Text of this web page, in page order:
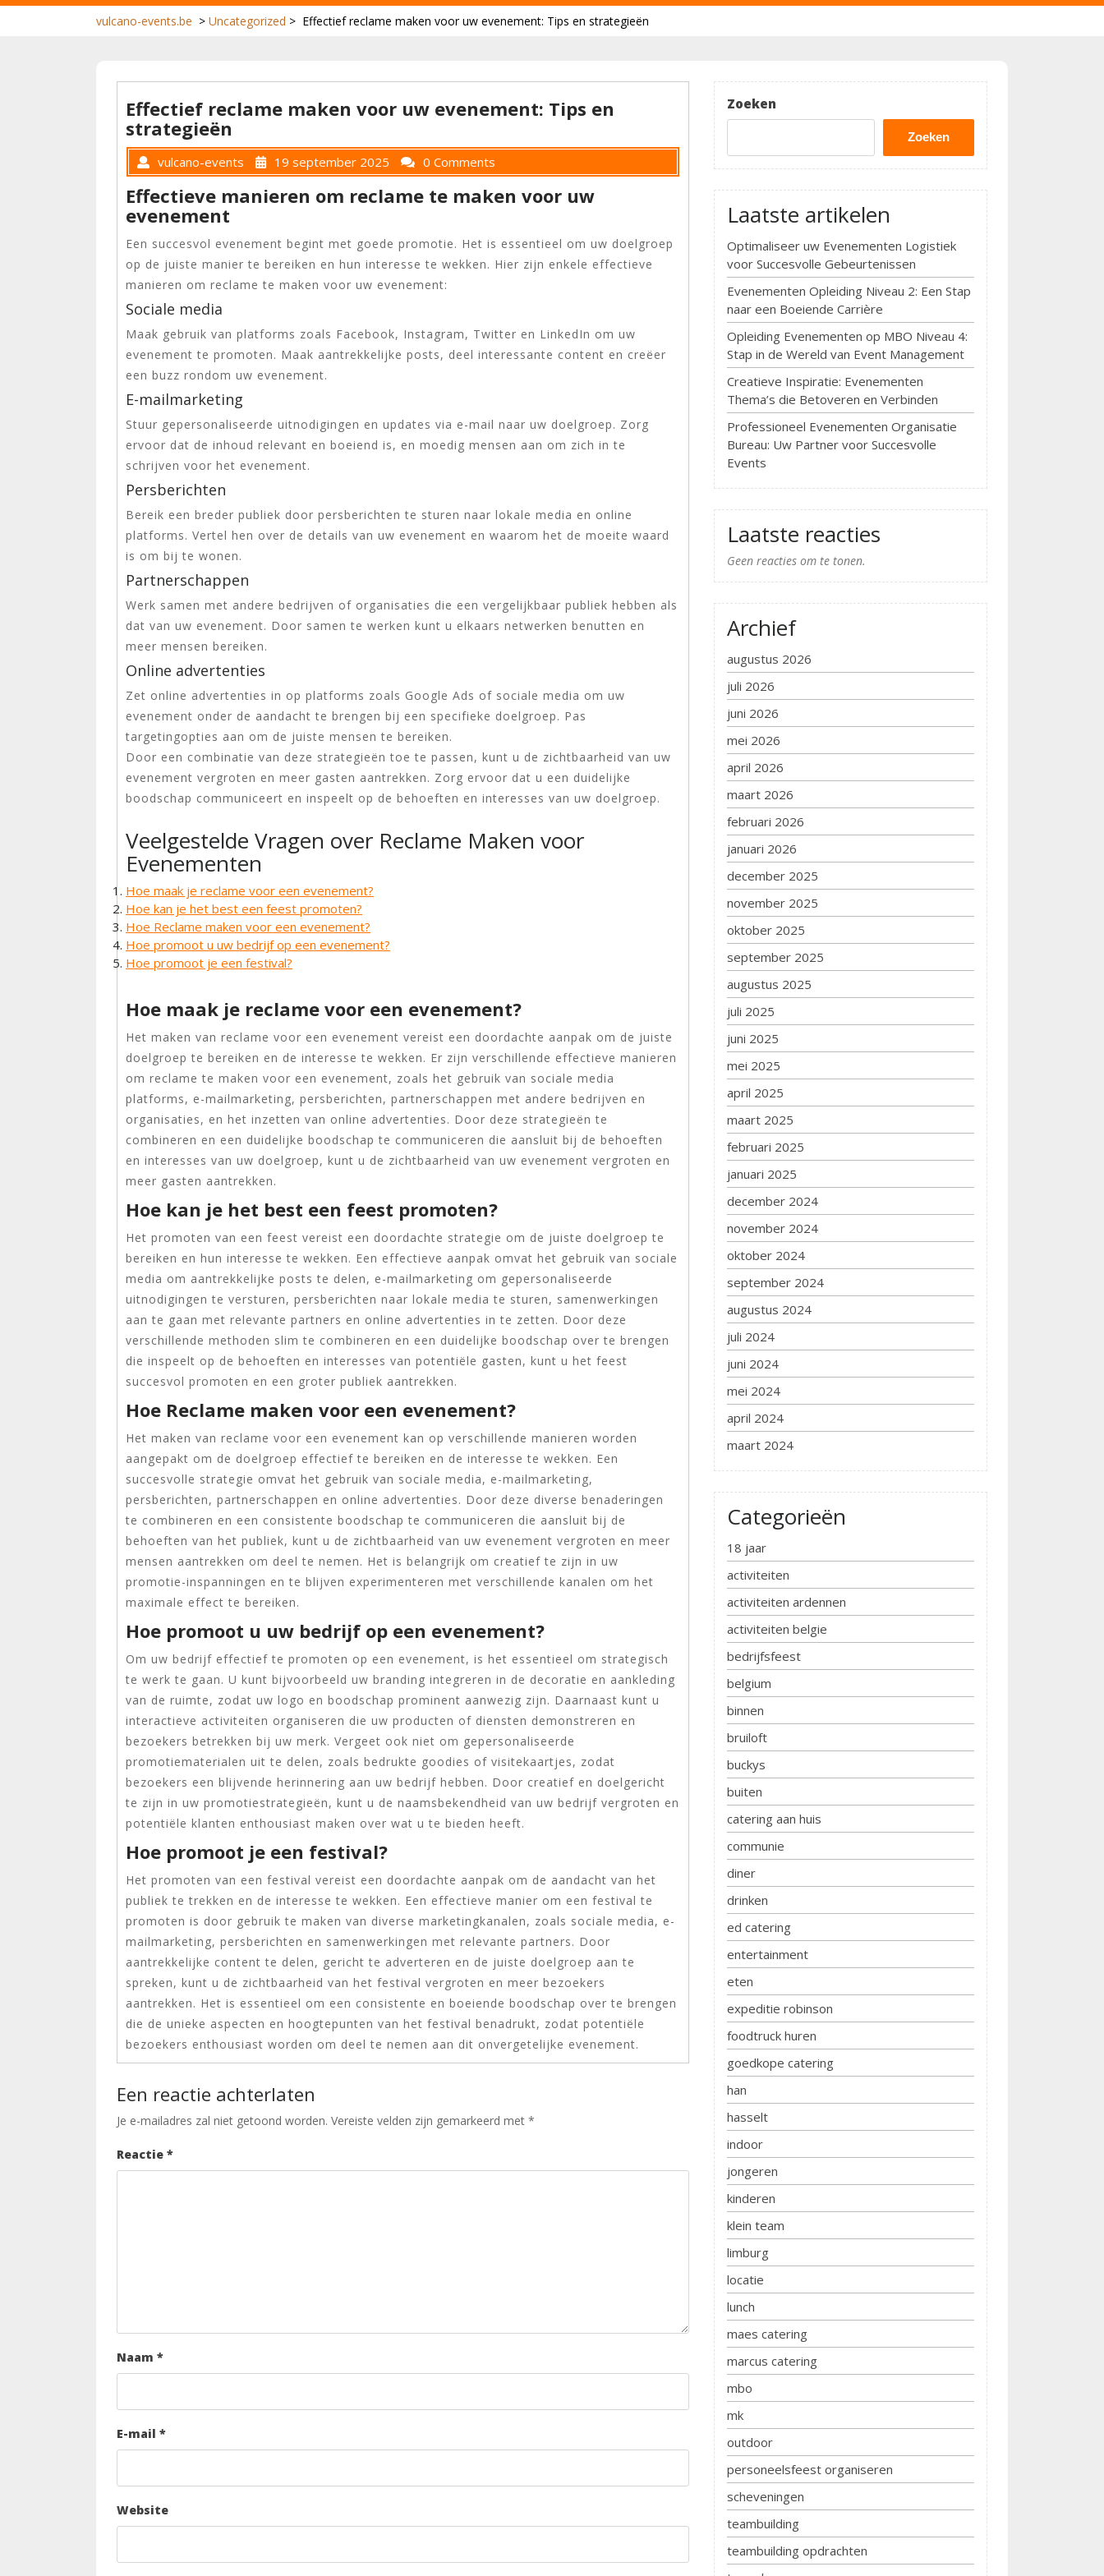
vulcano-events.be > Uncategorized > Effectief reclame maken voor uw evenement: Tips en strategieën
Effectief reclame maken voor uw evenement: Tips en
strategieën
vulcano-events 19 september 2025 0 Comments
Effectieve manieren om reclame te maken voor uw
evenement
Een succesvol evenement begint met goede promotie. Het is essentieel om uw doelgroep
op de juiste manier te bereiken en hun interesse te wekken. Hier zijn enkele effectieve
manieren om reclame te maken voor uw evenement:
Sociale media
Maak gebruik van platforms zoals Facebook, Instagram, Twitter en LinkedIn om uw
evenement te promoten. Maak aantrekkelijke posts, deel interessante content en creëer
een buzz rondom uw evenement.
E-mailmarketing
Stuur gepersonaliseerde uitnodigingen en updates via e-mail naar uw doelgroep. Zorg
ervoor dat de inhoud relevant en boeiend is, en moedig mensen aan om zich in te
schrijven voor het evenement.
Persberichten
Bereik een breder publiek door persberichten te sturen naar lokale media en online
platforms. Vertel hen over de details van uw evenement en waarom het de moeite waard
is om bij te wonen.
Partnerschappen
Werk samen met andere bedrijven of organisaties die een vergelijkbaar publiek hebben als
dat van uw evenement. Door samen te werken kunt u elkaars netwerken benutten en
meer mensen bereiken.
Online advertenties
Zet online advertenties in op platforms zoals Google Ads of sociale media om uw
evenement onder de aandacht te brengen bij een specifieke doelgroep. Pas
targetingopties aan om de juiste mensen te bereiken.
Door een combinatie van deze strategieën toe te passen, kunt u de zichtbaarheid van uw
evenement vergroten en meer gasten aantrekken. Zorg ervoor dat u een duidelijke
boodschap communiceert en inspeelt op de behoeften en interesses van uw doelgroep.
Veelgestelde Vragen over Reclame Maken voor
Evenementen
Hoe maak je reclame voor een evenement?
Hoe kan je het best een feest promoten?
Hoe Reclame maken voor een evenement?
Hoe promoot u uw bedrijf op een evenement?
Hoe promoot je een festival?
Hoe maak je reclame voor een evenement?
Het maken van reclame voor een evenement vereist een doordachte aanpak om de juiste
doelgroep te bereiken en de interesse te wekken. Er zijn verschillende effectieve manieren
om reclame te maken voor een evenement, zoals het gebruik van sociale media
platforms, e-mailmarketing, persberichten, partnerschappen met andere bedrijven en
organisaties, en het inzetten van online advertenties. Door deze strategieën te
combineren en een duidelijke boodschap te communiceren die aansluit bij de behoeften
en interesses van uw doelgroep, kunt u de zichtbaarheid van uw evenement vergroten en
meer gasten aantrekken.
Hoe kan je het best een feest promoten?
Het promoten van een feest vereist een doordachte strategie om de juiste doelgroep te
bereiken en hun interesse te wekken. Een effectieve aanpak omvat het gebruik van sociale
media om aantrekkelijke posts te delen, e-mailmarketing om gepersonaliseerde
uitnodigingen te versturen, persberichten naar lokale media te sturen, samenwerkingen
aan te gaan met relevante partners en online advertenties in te zetten. Door deze
verschillende methoden slim te combineren en een duidelijke boodschap over te brengen
die inspeelt op de behoeften en interesses van potentiële gasten, kunt u het feest
succesvol promoten en een groter publiek aantrekken.
Hoe Reclame maken voor een evenement?
Het maken van reclame voor een evenement kan op verschillende manieren worden
aangepakt om de doelgroep effectief te bereiken en de interesse te wekken. Een
succesvolle strategie omvat het gebruik van sociale media, e-mailmarketing,
persberichten, partnerschappen en online advertenties. Door deze diverse benaderingen
te combineren en een consistente boodschap te communiceren die aansluit bij de
behoeften van het publiek, kunt u de zichtbaarheid van uw evenement vergroten en meer
mensen aantrekken om deel te nemen. Het is belangrijk om creatief te zijn in uw
promotie-inspanningen en te blijven experimenteren met verschillende kanalen om het
maximale effect te bereiken.
Hoe promoot u uw bedrijf op een evenement?
Om uw bedrijf effectief te promoten op een evenement, is het essentieel om strategisch
te werk te gaan. U kunt bijvoorbeeld uw branding integreren in de decoratie en aankleding
van de ruimte, zodat uw logo en boodschap prominent aanwezig zijn. Daarnaast kunt u
interactieve activiteiten organiseren die uw producten of diensten demonstreren en
bezoekers betrekken bij uw merk. Vergeet ook niet om gepersonaliseerde
promotiematerialen uit te delen, zoals bedrukte goodies of visitekaartjes, zodat
bezoekers een blijvende herinnering aan uw bedrijf hebben. Door creatief en doelgericht
te zijn in uw promotiestrategieën, kunt u de naamsbekendheid van uw bedrijf vergroten en
potentiële klanten enthousiast maken over wat u te bieden heeft.
Hoe promoot je een festival?
Het promoten van een festival vereist een doordachte aanpak om de aandacht van het
publiek te trekken en de interesse te wekken. Een effectieve manier om een festival te
promoten is door gebruik te maken van diverse marketingkanalen, zoals sociale media, e-
mailmarketing, persberichten en samenwerkingen met relevante partners. Door
aantrekkelijke content te delen, gericht te adverteren en de juiste doelgroep aan te
spreken, kunt u de zichtbaarheid van het festival vergroten en meer bezoekers
aantrekken. Het is essentieel om een consistente en boeiende boodschap over te brengen
die de unieke aspecten en hoogtepunten van het festival benadrukt, zodat potentiële
bezoekers enthousiast worden om deel te nemen aan dit onvergetelijke evenement.
Een reactie achterlaten
Je e-mailadres zal niet getoond worden. Vereiste velden zijn gemarkeerd met *
Reactie *
Naam *
E-mail *
Website
Zoeken
Zoeken
Laatste artikelen
Optimaliseer uw Evenementen Logistiek
voor Succesvolle Gebeurtenissen
Evenementen Opleiding Niveau 2: Een Stap
naar een Boeiende Carrière
Opleiding Evenementen op MBO Niveau 4:
Stap in de Wereld van Event Management
Creatieve Inspiratie: Evenementen
Thema’s die Betoveren en Verbinden
Professioneel Evenementen Organisatie
Bureau: Uw Partner voor Succesvolle
Events
Laatste reacties
Geen reacties om te tonen.
Archief
augustus 2026
juli 2026
juni 2026
mei 2026
april 2026
maart 2026
februari 2026
januari 2026
december 2025
november 2025
oktober 2025
september 2025
augustus 2025
juli 2025
juni 2025
mei 2025
april 2025
maart 2025
februari 2025
januari 2025
december 2024
november 2024
oktober 2024
september 2024
augustus 2024
juli 2024
juni 2024
mei 2024
april 2024
maart 2024
Categorieën
18 jaar
activiteiten
activiteiten ardennen
activiteiten belgie
bedrijfsfeest
belgium
binnen
bruiloft
buckys
buiten
catering aan huis
communie
diner
drinken
ed catering
entertainment
eten
expeditie robinson
foodtruck huren
goedkope catering
han
hasselt
indoor
jongeren
kinderen
klein team
limburg
locatie
lunch
maes catering
marcus catering
mbo
mk
outdoor
personeelsfeest organiseren
scheveningen
teambuilding
teambuilding opdrachten